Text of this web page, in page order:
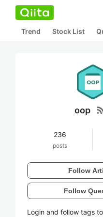
Trend Stock List
oop
236
posts
Follow
Follow
Login and follow tags